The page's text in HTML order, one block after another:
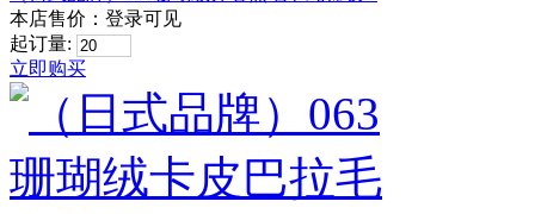
本店售价： 登录可见
起订量:
立即购买